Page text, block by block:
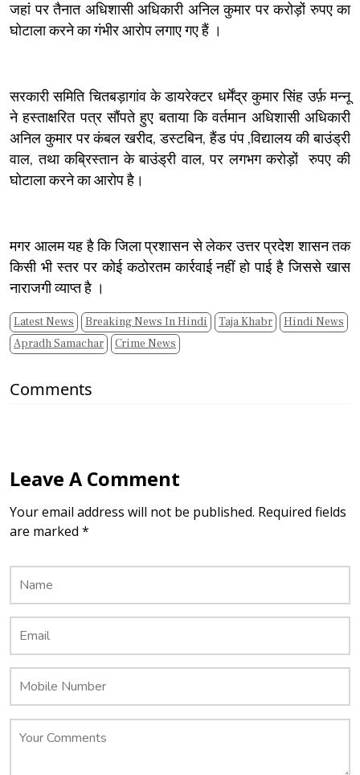
जहां पर तैनात अधिशासी अधिकारी अनिल कुमार पर करोड़ों रुपए का
घोटाला करने का गंभीर आरोप लगाए गए हैं ।
सरकारी समिति चितबड़ागांव के डायरेक्टर धर्मेंद्र कुमार सिंह उर्फ़ मन्नू
ने हस्ताक्षरित पत्र सौंपते हुए बताया कि वर्तमान अधिशासी अधिकारी
अनिल कुमार पर कंबल खरीद, डस्टबिन, हैंड पंप ,विद्यालय की बाउंड्री
वाल, तथा कब्रिस्तान के बाउंड्री वाल, पर लगभग करोड़ों रुपए की
घोटाला करने का आरोप है।
मगर आलम यह है कि जिला प्रशासन से लेकर उत्तर प्रदेश शासन तक
किसी भी स्तर पर कोई कठोरतम कार्रवाई नहीं हो पाई है जिससे खास
नाराजगी व्याप्त है ।
Latest News Breaking News In Hindi Taja Khabr
Hindi News
Apradh Samachar
Crime News
Comments
Leave A Comment
Your email address will not be published. Required fields
are marked *